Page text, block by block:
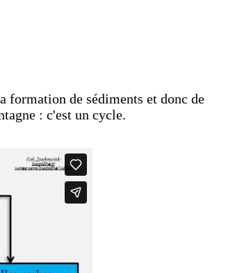
formation de sédiments et donc de
: c'est un cycle.